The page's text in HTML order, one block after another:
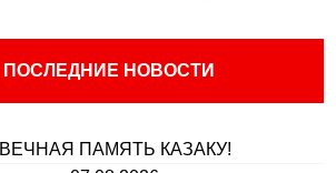
ПОСЛЕДНИЕ НОВОСТИ
ВЕЧНАЯ ПАМЯТЬ КАЗАКУ!